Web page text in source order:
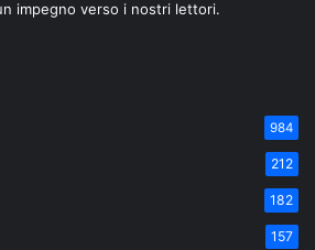
impegno verso i nostri lettori.
984
212
182
157